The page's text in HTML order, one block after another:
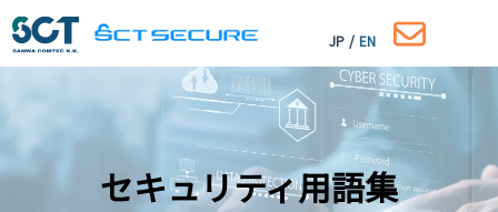
JP / EN
セキュリティ用語集